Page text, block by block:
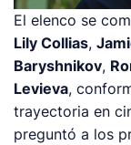
El elenco se
Lily Collias,
Baryshnikov,
Levieva,
trayectoria en
preguntó a los